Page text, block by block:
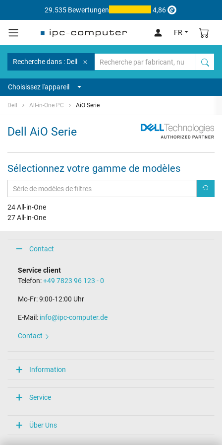
29.535 Bewertungen 4,86
FR
Recherche dans : Dell
Choisissez l'appareil
Dell All-in-One PC AiO Serie
Dell AiO Serie
Sélectionnez votre gamme de modèles
24 All-in-One
27 All-in-One
Contact
Service client
Telefon:+49 7823 96 123 - 0
Mo-Fr: 9:00-12:00 Uhr
E-Mail: info@ipc-computer.de
Contact
Information
Service
Über Uns